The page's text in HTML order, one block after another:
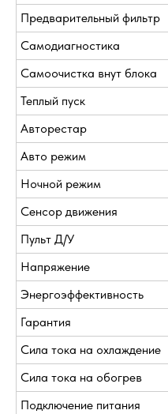
Предварительный фильтр
Самодиагностика
Самоочистка внут блока
Теплый пуск
Авторестар
Авто режим
Ночной режим
Сенсор движения
Пульт Д/У
Напряжение
Энергоэффективность
Гарантия
Сила тока на охлаждение
Сила тока на обогрев
Подключение питания